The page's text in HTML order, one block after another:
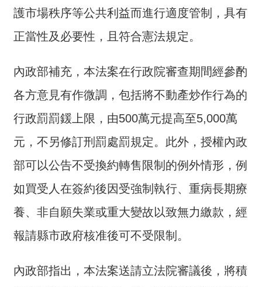
料
護市場秩序等公共利益而進行適度管制，具有
正當性及必要性，且符合憲法規定。
內政部補充，本法案在行政院審查期間經參酌
各方意見有作微調，包括將不動產炒作行為的
行政罰罰鍰上限，由500萬元提高至5,000萬
元，不另修訂刑罰處罰規定。此外，授權內政
部可以公告不受換約轉售限制的例外情形，例
如買受人在簽約後因受強制執行、重病長期療
養、非自願失業或重大變故以致無力繳款，經
報請縣市政府核准後可不受限制。
內政部指出，本法案送請立法院審議後，將積